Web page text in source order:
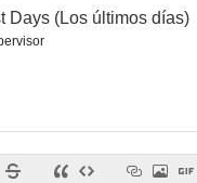
Days (Los últimos días)